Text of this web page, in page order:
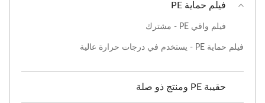
فيلم حماية PE
فيلم واقي PE - مشترك
فيلم حماية PE - يستخدم في درجات حرارة عالية
حقيبة PE ومنتج ذو صلة